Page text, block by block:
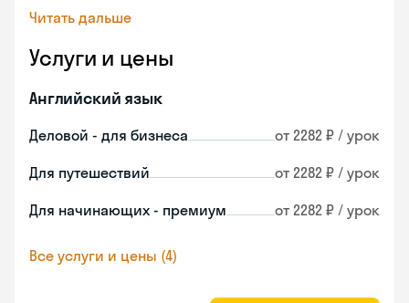
Читать дальше
Услуги и цены
Английский язык
Деловой - для бизнеса от 2282 ₽ / урок
Для путешествий от 2282 ₽ / урок
Для начинающих - премиум от 2282 ₽ / урок
Все услуги и цены (4)